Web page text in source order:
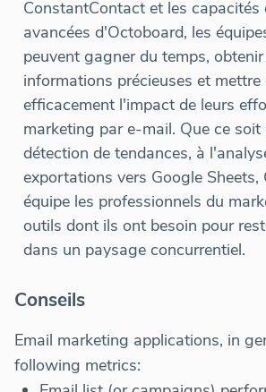
ConstantContact et les capacités
avancées d'Octoboard, les
peuvent gagner du temps,
informations précieuses et mettre
efficacement l'impact de leurs
marketing par e-mail. Que ce soit
détection de tendances, à
exportations vers Google Sheets,
équipe les professionnels du
outils dont ils ont besoin pour
dans un paysage concurrentiel.
Conseils
Email marketing applications, in
following metrics: